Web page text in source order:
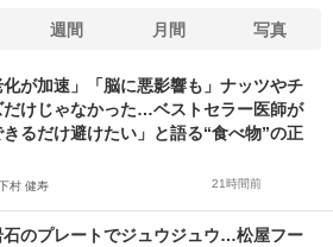
週間 月間 写真
化が加速」「脳に悪影響も」ナッツやチ
だけじゃなかった…ベストセラー医師が
きるだけ避けたい」と語る“食べ物”の正
村 健寿 21時間前
石のプレートでジュウジュウ…松屋フー